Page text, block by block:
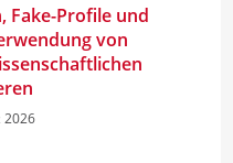
Fake-Profile und
von
2026